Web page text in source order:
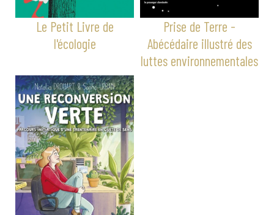
Le Petit Livre de
l'écologie
Prise de Terre -
Abécédaire illustré des
luttes environnementales